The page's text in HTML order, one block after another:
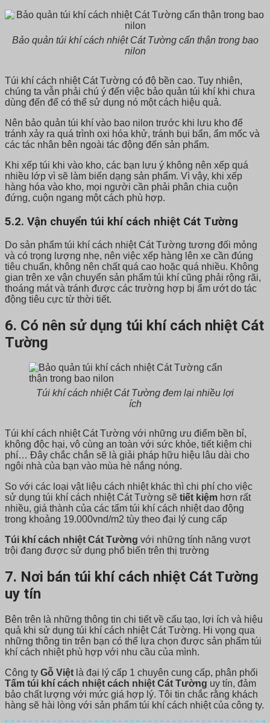
Bảo quản túi khí cách nhiệt Cát Tường cẩn thận trong bao
nilon
Túi khí cách nhiệt Cát Tường có độ bền cao. Tuy nhiên,
chúng ta vẫn phải chú ý đến việc bảo quản túi khí khi chưa
dùng đến để có thể sử dụng nó một cách hiệu quả.
Nên bảo quản túi khí vào bao nilon trước khi lưu kho để
tránh xảy ra quá trình oxi hóa khử, tránh bụi bẩn, ẩm mốc và
các tác nhân bên ngoài tác động đến sản phẩm.
Khi xếp túi khi vào kho, các bạn lưu ý không nên xếp quá
nhiều lớp vì sẽ làm biến dạng sản phẩm. Vì vậy, khi xếp
hàng hóa vào kho, mọi người cần phải phân chia cuộn
đứng, cuộn ngang một cách phù hợp.
5.2. Vận chuyển túi khí cách nhiệt Cát Tường
Do sản phẩm túi khí cách nhiệt Cát Tường tương đối mỏng
và có trọng lượng nhẹ, nên việc xếp hàng lên xe cần đúng
tiêu chuẩn, không nên chất quá cao hoặc quá nhiều. Không
gian trên xe vận chuyển sản phẩm túi khí cũng phải rộng rãi,
thoáng mát và tránh được các trường hợp bị ẩm ướt do tác
động tiêu cực từ thời tiết.
6. Có nên sử dụng túi khí cách nhiệt Cát
Tường
Túi khí cách nhiệt Cát Tường đem lại nhiều lợi
ích
Túi khí cách nhiệt Cát Tường với những ưu điểm bền bỉ,
không độc hại, vô cùng an toàn với sức khỏe, tiết kiệm chi
phí… Đây chắc chắn sẽ là giải pháp hữu hiệu lâu dài cho
ngôi nhà của bạn vào mùa hè nắng nóng.
So với các loại vật liệu cách nhiệt khác thì chi phí cho việc
sử dụng túi khí cách nhiệt Cát Tường sẽ tiết kiệm hơn rất
nhiều, giá thành của các tấm túi khí cách nhiệt dao động
trong khoảng 19.000vnd/m2 tùy theo đại lý cung cấp
Túi khí cách nhiệt Cát Tường với những tính năng vượt
trội đang được sử dụng phổ biến trên thị trường
7. Nơi bán túi khí cách nhiệt Cát Tường
uy tín
Bên trên là những thông tin chi tiết về cấu tạo, lợi ích và hiệu
quả khi sử dụng túi khí cách nhiệt Cát Tường. Hi vọng qua
những thông tin trên bạn có thể lựa chọn được sản phẩm túi
khí cách nhiệt phù hợp với nhu cầu của mình.
Công ty Gỗ Việt là đại lý cấp 1 chuyên cung cấp, phân phối
Tấm túi khí cách nhiệt cách nhiệt Cát Tường uy tín, đảm
bảo chất lượng với mức giá hợp lý. Tôi tin chắc rằng khách
hàng sẽ hài lòng với sản phẩm túi khí cách nhiệt của công ty.